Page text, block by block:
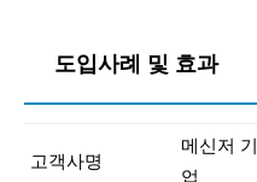
도입사례 및 효과
고객사명
메신저 기
업